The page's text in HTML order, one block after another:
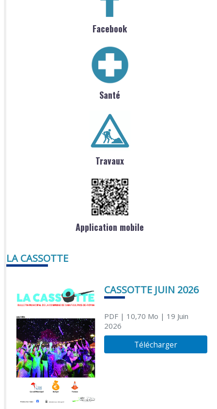
Facebook
Santé
Travaux
Application mobile
LA CASSOTTE
CASSOTTE JUIN 2026
PDF| 10,70 Mo | 19 Juin
2026
Télécharger